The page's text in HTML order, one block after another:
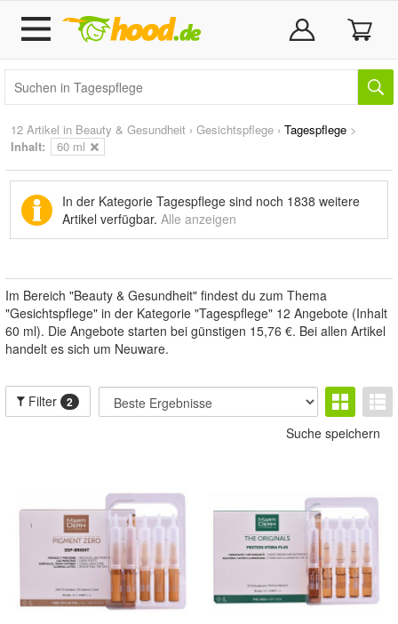
12 Artikel in Beauty & Gesundheit › Gesichtspflege › Tagespflege >
Inhalt:
60 ml
In der Kategorie Tagespflege sind noch 1838 weitere
Artikel verfügbar. Alle anzeigen
Im Bereich "Beauty & Gesundheit" findest du zum Thema
"Gesichtspflege" in der Kategorie "Tagespflege" 12 Angebote (Inhalt
60 ml). Die Angebote starten bei günstigen 15,76 €. Bei allen Artikel
handelt es sich um Neuware.
Filter 2
Suche speichern